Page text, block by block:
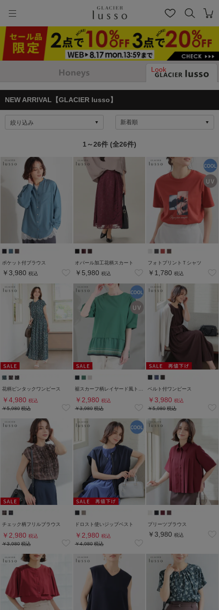
Look
NEW ARRIVAL【GLACIER lusso】
絞り込み
1～26件 (全26件)
ポケット付ブラウス
￥3,980 税込
オパール加工花柄スカート
￥5,980 税込
フォトプリントＴシャツ
￥1,780 税込
花柄ピンタックワンピース
￥4,980 税込
￥5,980税込
￥2,980 税込
￥3,980税込
ベルト付ワンピース
￥3,980 税込
￥5,980税込
チェック柄フリルブラウス
￥2,980 税込
￥3,980税込
ドロスト使いジップベスト
￥2,980 税込
￥4,980税込
プリーツブラウス
￥3,980 税込